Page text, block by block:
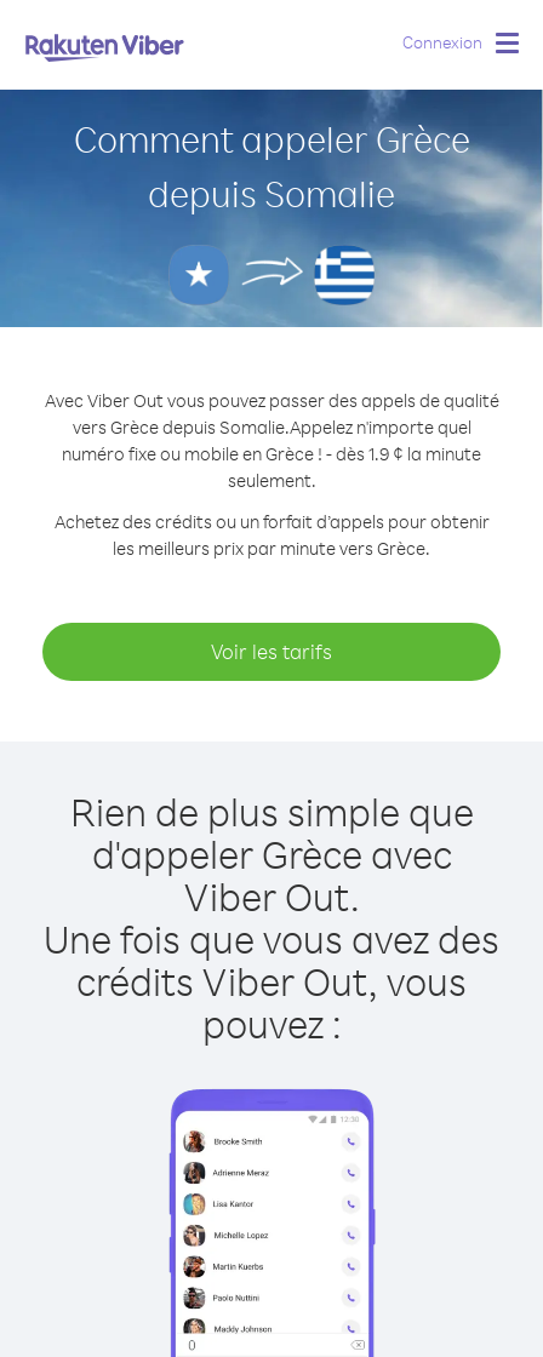
Connexion
Comment appeler Grèce
depuis Somalie
Avec Viber Out vous pouvez passer des appels de qualité
vers Grèce depuis Somalie.Appelez n'importe quel
numéro fixe ou mobile en Grèce ! - dès 1.9 ¢ la minute
seulement.
Achetez des crédits ou un forfait d’appels pour obtenir
les meilleurs prix par minute vers Grèce.
Voir les tarifs
Rien de plus simple que
d'appeler Grèce avec
Viber Out.
Une fois que vous avez des
crédits Viber Out, vous
pouvez :